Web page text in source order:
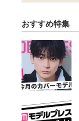
おすすめ特集